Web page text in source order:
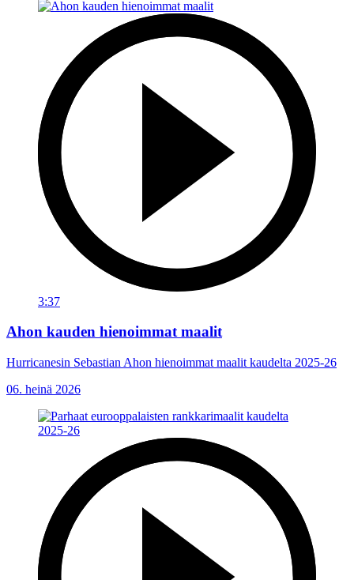
3:37
Ahon kauden hienoimmat maalit
Hurricanesin Sebastian Ahon hienoimmat maalit kaudelta 2025-26
06. heinä 2026